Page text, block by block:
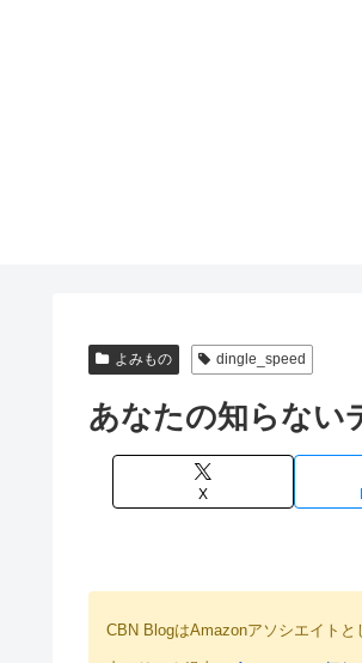
よみもの dingle_speed
あなたの知らない
X
CBN BlogはAmazonアソシエイト